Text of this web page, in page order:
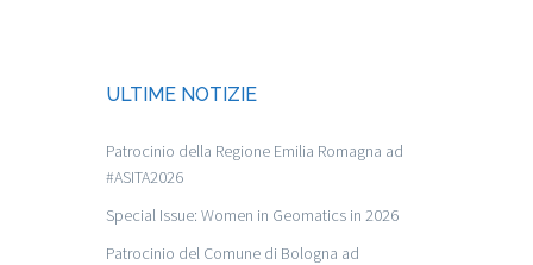
ULTIME NOTIZIE
Patrocinio della Regione Emilia Romagna ad
#ASITA2026
Special Issue: Women in Geomatics in 2026
Patrocinio del Comune di Bologna ad